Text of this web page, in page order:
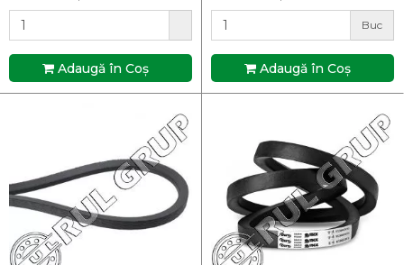
Adaugă în Coş
Buc
Adaugă în Coş